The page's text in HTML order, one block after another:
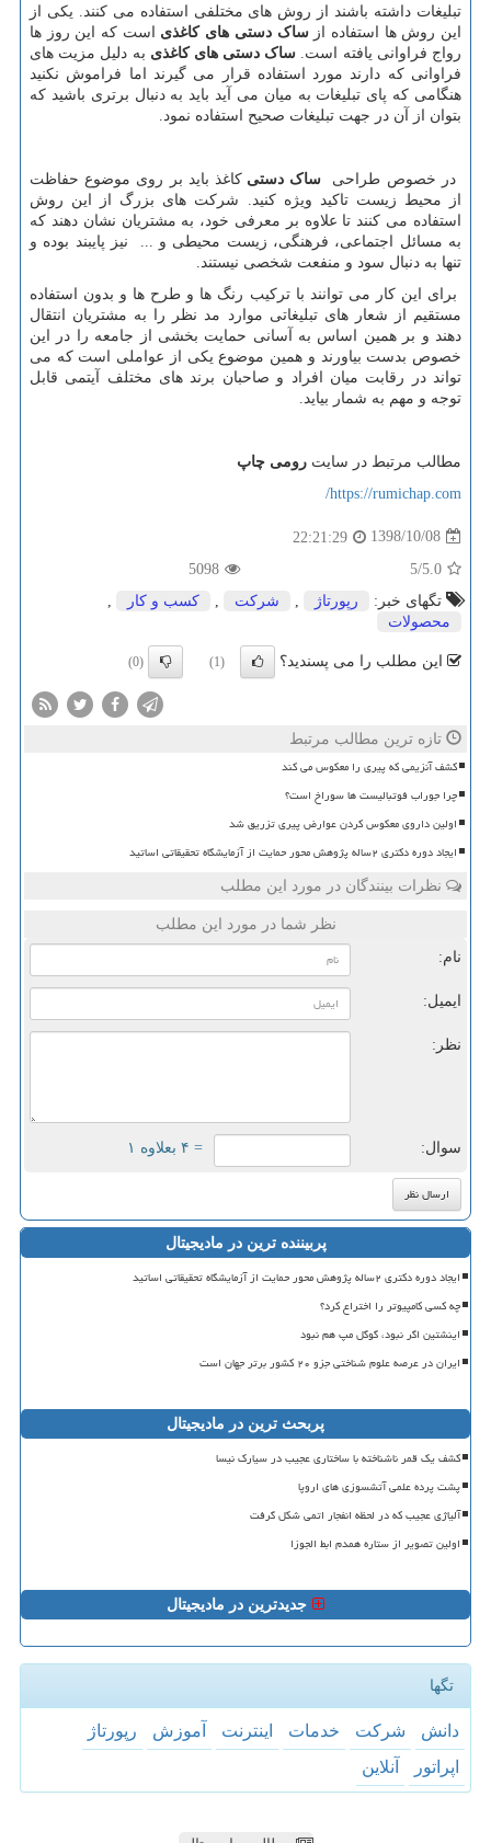
تبلیغات داشته باشند از روش های مختلفی استفاده می کنند. یکی از
این روش ها استفاده ازساک دستی های کاغذی است که این روز ها
رواج فراوانی یافته است. ساک دستی های کاغذی به دلیل مزیت های
فراوانی که دارند مورد استفاده قرار می گیرند اما فراموش نکنید
هنگامی که پای تبلیغات به میان می آید باید به دنبال برتری باشید که
بتوان از آن در جهت تبلیغات صحیح استفاده نمود.
در خصوص طراحی ساک دستی کاغذ باید بر روی موضوع حفاظت
از محیط زیست تاکید ویژه کنید. شرکت های بزرگ از این روش
استفاده می کنند تا علاوه بر معرفی خود، به مشتریان نشان دهند که
به مسائل اجتماعی، فرهنگی، زیست محیطی و ... نیز پایبند بوده و
تنها به دنبال سود و منفعت شخصی نیستند.
برای این کار می توانند با ترکیب رنگ ها و طرح ها و بدون استفاده
مستقیم از شعار های تبلیغاتی موارد مد نظر را به مشتریان انتقال
دهند و بر همین اساس به آسانی حمایت بخشی از جامعه را در این
خصوص بدست بیاورند و همین موضوع یکی از عواملی است که می
تواند در رقابت میان افراد و صاحبان برند های مختلف آیتمی قابل
توجه و مهم به شمار بیاید.
مطالب مرتبط در سایت رومی چاپ
https://rumichap.com/
1398/10/08
22:21:29
5.0
/5
5098
تگهای خبر:
رپورتاژ شركت كسب و كار
محصولات
این مطلب را می پسندید؟ (1)
(0)
تازه ترین مطالب مرتبط
کشف آنزیمی که پیری را معکوس می کند
چرا جوراب فوتبالیست ها سوراخ است؟
اولین داروی معکوس کردن عوارض پیری تزریق شد
ایجاد دوره دکتری ۲ساله پژوهش محور حمایت از آزمایشگاه تحقیقاتی اساتید
نظرات بینندگان در مورد این مطلب
نظر شما در مورد این مطلب
نام:
ایمیل:
نظر:
سوال: = ۴ بعلاوه ۱
پربیننده ترین در مادیجیتال
ایجاد دوره دکتری ۲ساله پژوهش محور حمایت از آزمایشگاه تحقیقاتی اساتید
چه کسی کامپیوتر را اختراع کرد؟
اینشتین اگر نبود، گوگل مپ هم نبود
ایران در عرصه علوم شناختی جزو ۲۰ کشور برتر جهان است
پربحث ترین در مادیجیتال
کشف یک قمر ناشناخته با ساختاری عجیب در سیارک نیسا
پشت پرده علمی آتشسوزی های اروپا
آلیاژی عجیب که در لحظه انفجار اتمی شکل گرفت
اولین تصویر از ستاره همدم ابط الجوزا
جدیدترین در مادیجیتال
تگها
دانش شركت خدمات اینترنت آموزش
رپورتاژ
اپراتور
آنلاین